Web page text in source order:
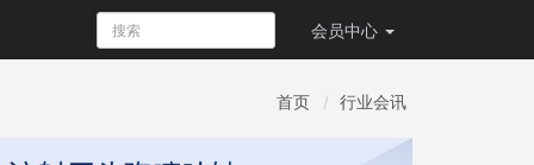
会员中心
首页 行业会讯